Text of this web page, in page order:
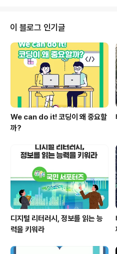
중에 머물게 됩니다. 공기 중의 기체 상태인
액체인 물로 돌아오게 하려면 어떻게 해야
얼음이 담긴 물 컵을 휴지 위에 올려놓고, 3
봅시다. 3분 후에 바깥쪽에 액체 방울이 맺
을 것입니다. 물 컵 바깥쪽의 액체 방울은
어디로부터 온 것일까..
이 블로그 인기글
We can do it! 코딩이 왜 중요할
까?
디지털 리터러시, 정보를 읽는 능
력을 키워라